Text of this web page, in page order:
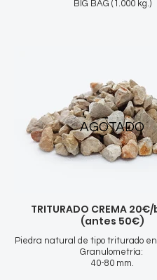
BIG BAG (1.000 kg.)
TRITURADO CREMA
(antes 50€)
Piedra natural de tipo triturado
Granulometría:
40-80 mm.
AGOTADO